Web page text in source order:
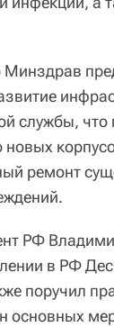
службы, что
новых
ремонт
РФ
в РФ
поручил
основных